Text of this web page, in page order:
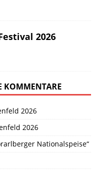
2026
KOMMENTARE
2026
2026
Nationalspeise“